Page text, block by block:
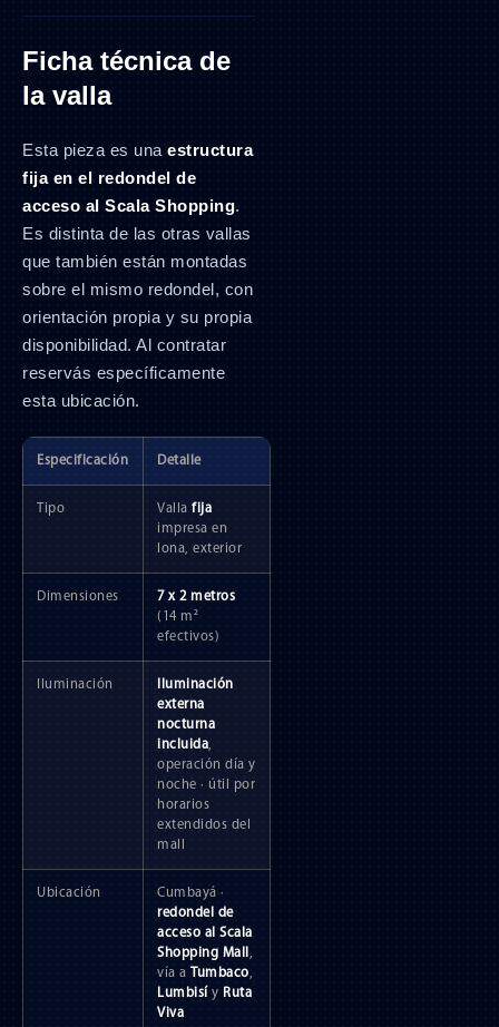
Ficha técnica de
la valla
Esta pieza es una estructura
fija en el redondel de
acceso al Scala Shopping.
Es distinta de las otras vallas
que también están montadas
sobre el mismo redondel, con
orientación propia y su propia
disponibilidad. Al contratar
reservás específicamente
esta ubicación.
Especificación Detalle
Tipo Valla fija
impresa en
lona, exterior
Dimensiones
7 x 2 metros
(14 m²
efectivos)
Iluminación
Iluminación
externa
nocturna
incluida,
operación día y
noche · útil por
horarios
extendidos del
mall
Ubicación
Cumbayá ·
redondel de
acceso al Scala
Shopping Mall
,
vía a
Tumbaco,
Lumbisí y Ruta
Viva